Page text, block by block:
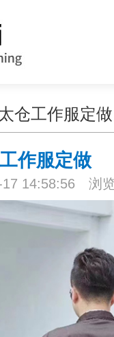
仓工作服定做
作服定做
17 14:58:56 浏